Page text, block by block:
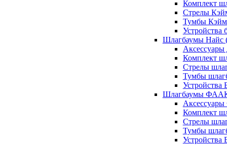
Комплект
Стрелы
Тумбы
Устройства
Шлагбаумы Найс
Комплект
Стрелы
Тумбы
Устройства
Шлагбаумы ФААК
Комплект
Стрелы
Тумбы